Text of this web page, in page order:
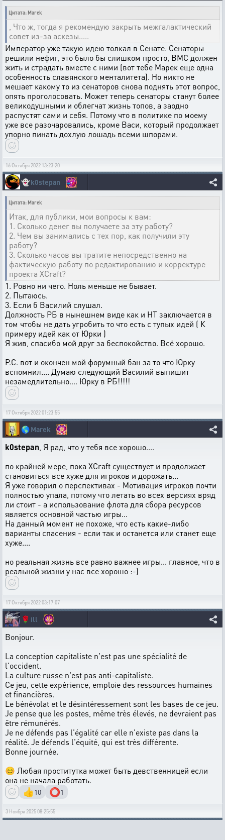
Цитата: Marek
, Что ж, тогда я рекомендую закрыть межгалактический
совет из-за аскезы.....
Император уже такую идею толкал в Сенате. Сенаторы
решили нефиг, это было бы слишком просто, ВМС должен
жить и страдать вместе с ними (вот тебе Марек еще одна
особенность славянского менталитета). Но никто не
мешает какому то из сенаторов снова поднять этот вопрос,
опять проголосовать. Может теперь сенаторы станут более
великодушными и облегчат жизнь топов, а заодно
распустят сами и себя. Потому что в политике по моему
уже все разочаровались, кроме Васи, который продолжает
упорно пинать дохлую лошадь всеми шпорами.
16 Октября 2022 13:23:20
👻k0stepan
Цитата: Marek
Итак, для публики, мои вопросы к вам:
1. Сколько денег вы получаете за эту работу?
2. Чем вы занимались с тех пор, как получили эту
работу?
3. Сколько часов вы тратите непосредственно на
фактическую работу по редактированию и корректуре
проекта XCraft?
1. Ровно ни чего. Ноль меньше не бывает.
2. Пытаюсь.
3. Если б Василий слушал.
Должность РБ в нынешнем виде как и НТ заключается в
том чтобы не дать угробить то что есть с тупых идей ( К
примеру идей как от Юрки )
Я жив, спасибо мой друг за беспокойство. Всё хорошо.
Р.С. вот и окончен мой форумный бан за то что Юрку
вспомнил.... Думаю следующий Василий выпишит
незамедлительно.... Юрку в РБ!!!!!
17 Октября 2022 01:23:55
🌎Marek
k0stepan , Я рад, что у тебя все хорошо....
по крайней мере, пока XCraft существует и продолжает
становиться все хуже для игроков и дорожать...
Я уже говорил о перспективах - Мотивация игроков почти
полностью упала, потому что летать во всех версиях вряд
ли стоит - а использование флота для сбора ресурсов
является основной частью игры...
На данный момент не похоже, что есть какие-либо
варианты спасения - если так и останется или станет еще
хуже....
но реальная жизнь все равно важнее игры... главное, что в
реальной жизни у нас все хорошо :-)
17 Октября 2022 03:17:07
🌹 ill
Bonjour.
La conception capitaliste n'est pas une spécialité de
l'occident.
La culture russe n'est pas anti-capitaliste.
Ce jeu, cette expérience, emploie des ressources humaines
et financières.
Le bénévolat et le désintéressement sont les bases de ce jeu.
Je pense que les postes, même très élevés, ne devraient pas
être rémunérés.
Je ne défends pas l'égalité car elle n'existe pas dans la
réalité. Je défends l'équité, qui est très différente.
Bonne journée.
😊 Любая проститутка может быть девственницей если
она не начала работать.
👍10 ⭕1
3 Ноября 2025 08:25:55